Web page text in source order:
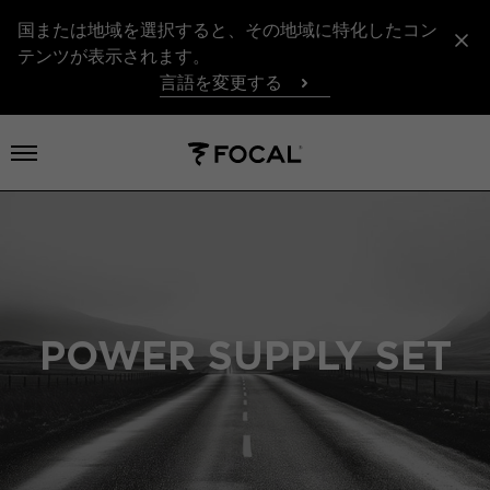
国または地域を選択すると、その地域に特化したコン
テンツが表示されます。
言語を変更する
メニューを開く
POWER SUPPLY SET